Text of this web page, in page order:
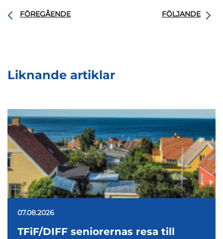
FÖREGÅENDE FÖLJANDE
Liknande artiklar
07.08.2026
TFiF/DIFF seniorernas resa till